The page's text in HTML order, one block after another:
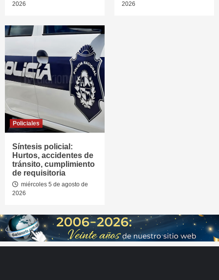
2026
2026
Policiales
Síntesis policial:
Hurtos, accidentes de
tránsito, cumplimiento
de requisitoria
miércoles 5 de agosto de
2026